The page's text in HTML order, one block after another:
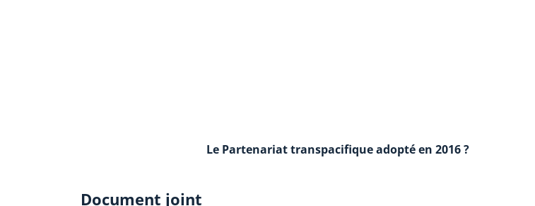
Le Partenariat transpacifique adopté en 2016 ?
Document joint